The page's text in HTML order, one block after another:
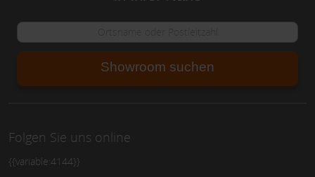
Showroom suchen
Folgen Sie uns online
{{variable:4144}}